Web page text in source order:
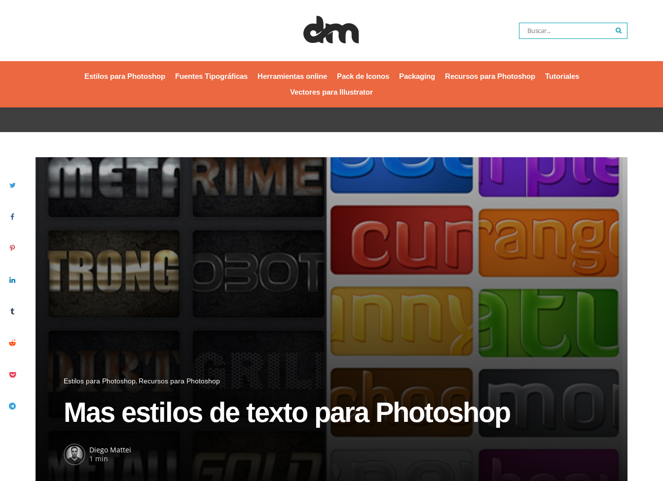
Estilos para Photoshop Fuentes Tipográficas Herramientas online Pack de Iconos Packaging Recursos para Photoshop
Tutoriales
Vectores para Illustrator
Estilos para Photoshop Recursos para Photoshop
Mas estilos de texto para Photoshop
Diego Mattei
1 min